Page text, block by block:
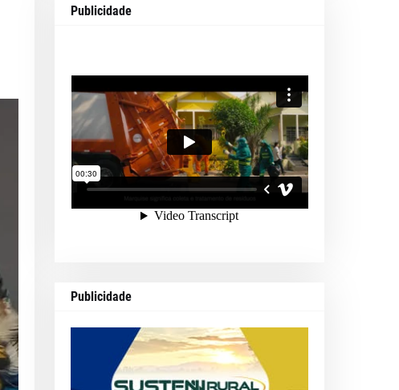
Publicidade
Publicidade